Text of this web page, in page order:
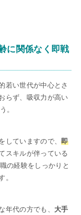
に関係なく即戦
若い世代が中心とさ
らず、吸収力が高い
。
していますので、即
スキルが伴っている
の経験をしっかりと
。
年代の方でも、 大手